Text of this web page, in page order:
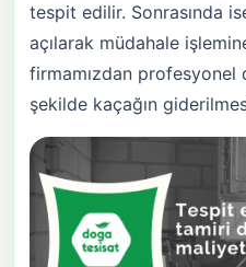
tespit edilir. Sonrasında
açılarak müdahale
firmamızdan profesyonel
şekilde kaçağın